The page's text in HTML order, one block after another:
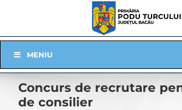
Navigation
MENIU
Concurs de recrutare
de consilier